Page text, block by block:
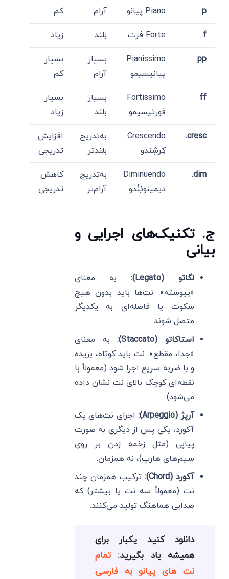
p Piano پیانو آرام کم
f Forte فرت بلند زیاد
pp
Pianissimo
پیانیسیمو
بسیار
آرام
بسیار
کم
ff
Fortissimo
فورتیسیمو
بسیار
بلند
بسیار
زیاد
cresc.
Crescendo
کِرشِندو
به‌تدریج
بلندتر
افزایش
تدریجی
dim.
Diminuendo
دیمینوئِنْدو
به‌تدریج
آرام‌تر
کاهش
تدریجی
ج. تکنیک‌های اجرایی و
بیانی
لگاتو (Legato):
به معنای
«پیوسته». نت‌ها باید بدون هیچ
سکوت یا فاصله‌ای به یکدیگر
متصل شوند.
استاکاتو (Staccato):
به معنای
«جدا، مقطع». نت باید کوتاه، بریده
و با ضربه سریع اجرا شود (معمولاً با
نقطه‌ای کوچک بالای نت نشان داده
می‌شود).
آرپژ (Arpeggio):
اجرای نت‌های یک
آکورد، یکی پس از دیگری به صورت
پیاپی (مثل زخمه زدن بر روی
سیم‌های هارپ)، نه همزمان.
آکورد (Chord):
ترکیب همزمان چند
نت (معمولاً سه نت یا بیشتر) که
صدایی هماهنگ تولید می‌کنند.
دانلود کنید یکبار برای
همیشه یاد بگیرید:تمام
نت های پیانو به فارسی